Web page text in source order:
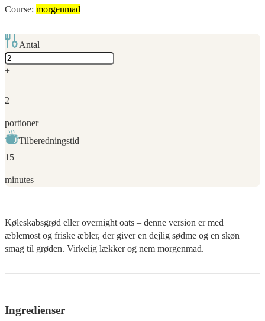
Course: morgenmad
Antal
Adjust
servings
+
–
2
portioner
Tilberedningstid
15
minutes
Køleskabsgrød eller overnight oats – denne version er med
æblemost og friske æbler, der giver en dejlig sødme og en skøn
smag til grøden. Virkelig lækker og nem morgenmad.
Ingredienser